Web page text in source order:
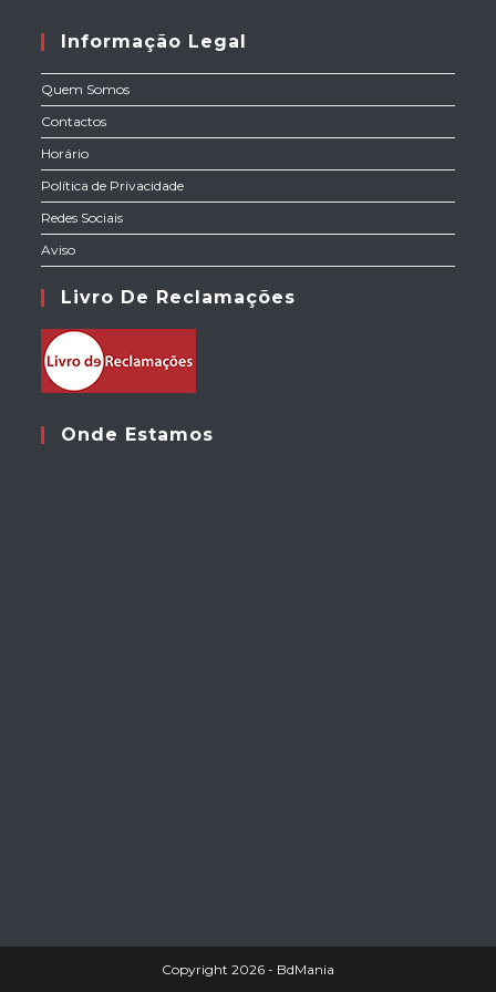
Informação Legal
Quem Somos
Contactos
Horário
Política de Privacidade
Redes Sociais
Aviso
Livro De Reclamações
Onde Estamos
Copyright 2026 - BdMania